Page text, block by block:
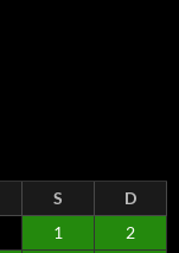
S
D
1
2